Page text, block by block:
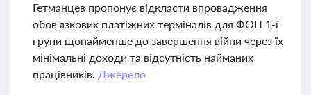
Гетманцев пропонує відкласти впровадження
обов'язкових платіжних терміналів для ФОП 1-ї
групи щонайменше до завершення війни через їх
мінімальні доходи та відсутність найманих
працівників. Джерело